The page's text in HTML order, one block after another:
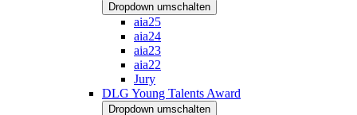
Dropdown umschalten
aia25
aia24
aia23
aia22
Jury
DLG Young Talents Award
Dropdown umschalten